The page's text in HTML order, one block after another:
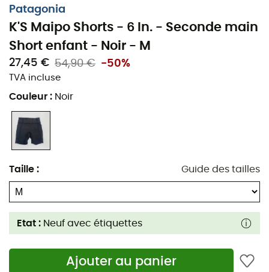
Patagonia
K'S Maipo Shorts - 6 In. - Seconde main
Short enfant - Noir - M
27,45 € 54,90 € -50%
TVA incluse
Couleur : Noir
Taille : Guide des tailles
Etat : Neuf avec étiquettes
Ajouter au panier